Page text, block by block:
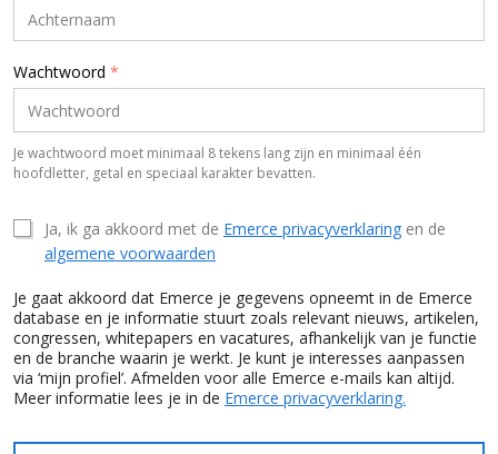
Wachtwoord *
Je wachtwoord moet minimaal 8 tekens lang zijn en minimaal één
hoofdletter, getal en speciaal karakter bevatten.
Ja, ik ga akkoord met de Emerce privacyverklaring en de
algemene voorwaarden
Je gaat akkoord dat Emerce je gegevens opneemt in de Emerce
database en je informatie stuurt zoals relevant nieuws, artikelen,
congressen, whitepapers en vacatures, afhankelijk van je functie
en de branche waarin je werkt. Je kunt je interesses aanpassen
via ‘mijn profiel’. Afmelden voor alle Emerce e-mails kan altijd.
Meer informatie lees je in de Emerce privacyverklaring.